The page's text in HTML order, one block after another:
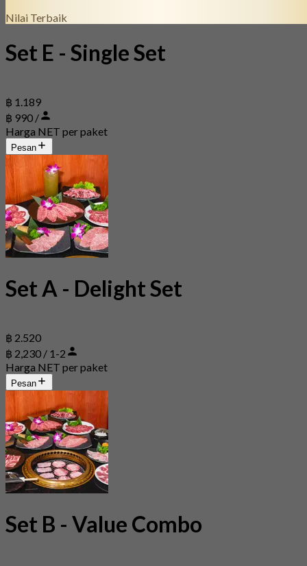
Nilai Terbaik
Set E - Single Set
฿ 1.189
฿ 990 /
Harga NET per paket
Pesan
Set A - Delight Set
฿ 2.520
฿ 2,230 / 1-2
Harga NET per paket
Pesan
Set B - Value Combo